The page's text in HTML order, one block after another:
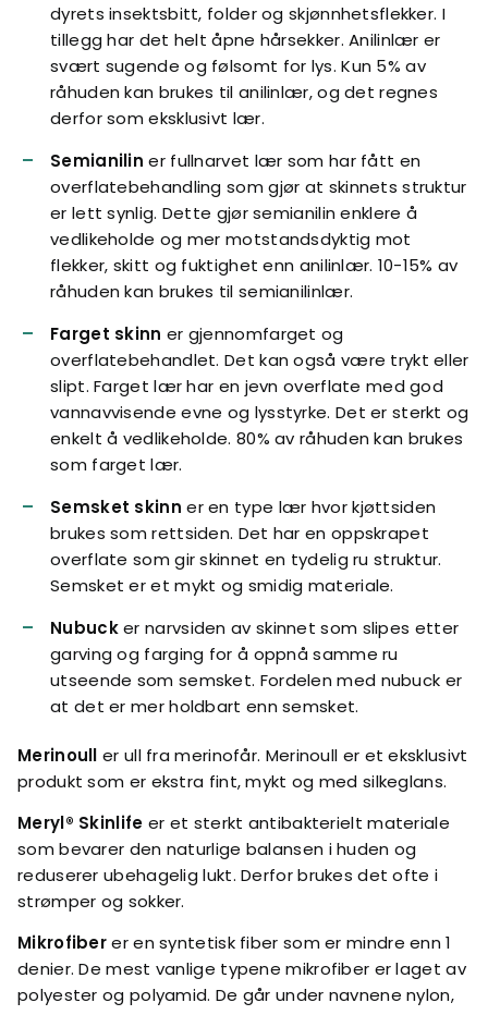
dyrets insektsbitt, folder og skjønnhetsflekker. I
tillegg har det helt åpne hårsekker. Anilinlær er
svært sugende og følsomt for lys. Kun 5% av
råhuden kan brukes til anilinlær, og det regnes
derfor som eksklusivt lær.
Semianilin er fullnarvet lær som har fått en
overflatebehandling som gjør at skinnets struktur
er lett synlig. Dette gjør semianilin enklere å
vedlikeholde og mer motstandsdyktig mot
flekker, skitt og fuktighet enn anilinlær. 10-15% av
råhuden kan brukes til semianilinlær.
Farget skinn er gjennomfarget og
overflatebehandlet. Det kan også være trykt eller
slipt. Farget lær har en jevn overflate med god
vannavvisende evne og lysstyrke. Det er sterkt og
enkelt å vedlikeholde. 80% av råhuden kan brukes
som farget lær.
Semsket skinn er en type lær hvor kjøttsiden
brukes som rettsiden. Det har en oppskrapet
overflate som gir skinnet en tydelig ru struktur.
Semsket er et mykt og smidig materiale.
Nubucker narvsiden av skinnet som slipes etter
garving og farging for å oppnå samme ru
utseende som semsket. Fordelen med nubuck er
at det er mer holdbart enn semsket.
Merinoull er ull fra merinofår. Merinoull er et eksklusivt
produkt som er ekstra fint, mykt og med silkeglans.
Meryl® Skinlife er et sterkt antibakterielt materiale
som bevarer den naturlige balansen i huden og
reduserer ubehagelig lukt. Derfor brukes det ofte i
strømper og sokker.
Mikrofiberer en syntetisk fiber som er mindre enn 1
denier. De mest vanlige typene mikrofiber er laget av
polyester og polyamid. De går under navnene nylon,